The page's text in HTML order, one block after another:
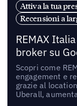
Attiva la tua
Recensioni a
REMAX
broker su
Scopri come
engagement e
grazie al
Uberall,